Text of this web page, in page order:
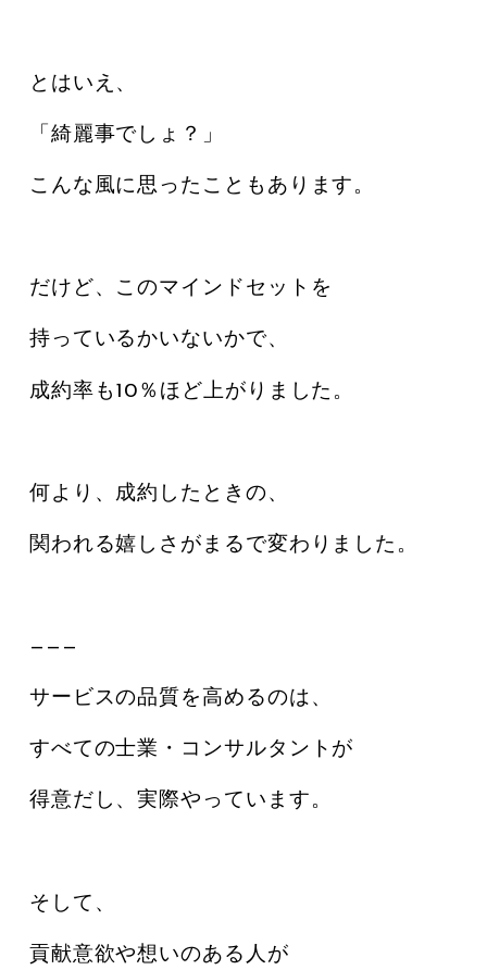
とはいえ、
「綺麗事でしょ？」
こんな風に思ったこともあります。
だけど、このマインドセットを
持っているかいないかで、
成約率も10％ほど上がりました。
何より、成約したときの、
関われる嬉しさがまるで変わりました。
———
サービスの品質を高めるのは、
すべての士業・コンサルタントが
得意だし、実際やっています。
そして、
貢献意欲や想いのある人が